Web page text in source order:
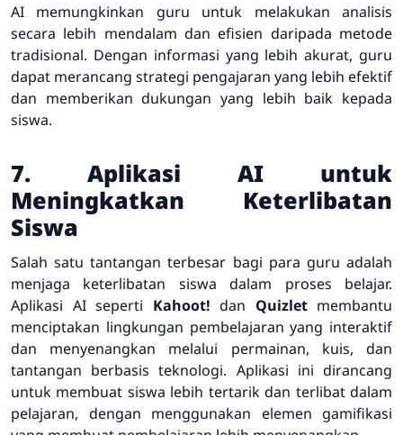
AI memungkinkan guru untuk melakukan analisis
secara lebih mendalam dan efisien daripada metode
tradisional. Dengan informasi yang lebih akurat, guru
dapat merancang strategi pengajaran yang lebih efektif
dan memberikan dukungan yang lebih baik kepada
siswa.
7. Aplikasi AI untuk
Meningkatkan Keterlibatan
Siswa
Salah satu tantangan terbesar bagi para guru adalah
menjaga keterlibatan siswa dalam proses belajar.
Aplikasi AI seperti Kahoot! dan Quizletmembantu
menciptakan lingkungan pembelajaran yang interaktif
dan menyenangkan melalui permainan, kuis, dan
tantangan berbasis teknologi. Aplikasi ini dirancang
untuk membuat siswa lebih tertarik dan terlibat dalam
pelajaran, dengan menggunakan elemen gamifikasi